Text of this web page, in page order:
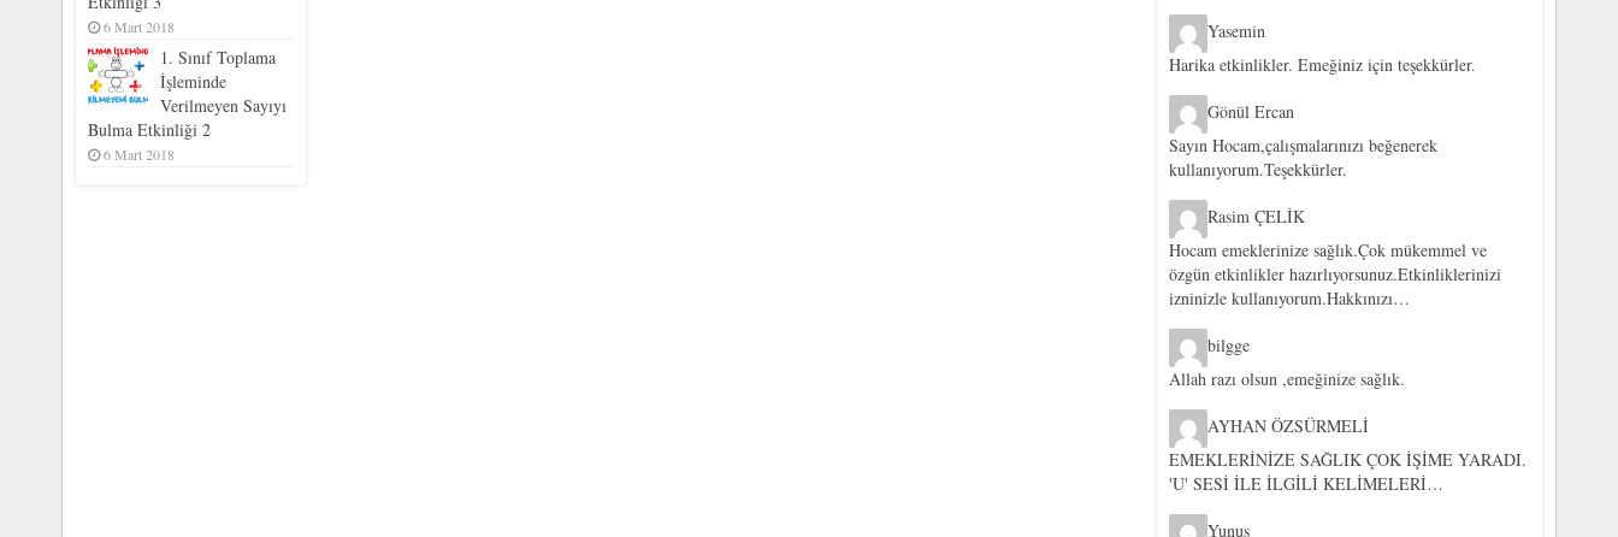
6 Mart 2018
1. Sınıf Toplama
İşleminde
Verilmeyen Sayıyı
Bulma Etkinliği 2
6 Mart 2018
Yasemin
Harika etkinlikler. Emeğiniz için teşekkürler.
Gönül Ercan
Sayın Hocam,çalışmalarınızı beğenerek
kullanıyorum.Teşekkürler.
Rasim ÇELİK
Hocam emeklerinize sağlık.Çok mükemmel ve
özgün etkinlikler hazırlıyorsunuz.Etkinliklerinizi
izninizle kullanıyorum.Hakkınızı…
bilgge
Allah razı olsun ,emeğinize sağlık.
AYHAN ÖZSÜRMELİ
EMEKLERİNİZE SAĞLIK ÇOK İŞİME YARADI.
'U' SESİ İLE İLGİLİ KELİMELERİ…
Yunus